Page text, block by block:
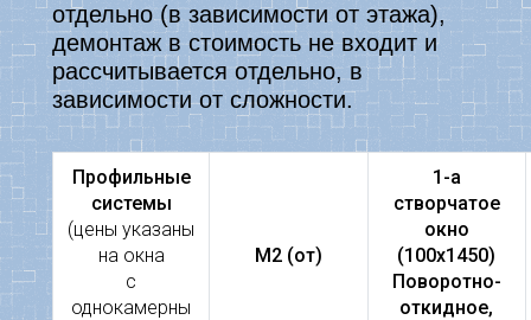
отдельно (в зависимости от этажа),
демонтаж в стоимость не входит и
рассчитывается отдельно, в
зависимости от сложности.
Профильные
системы
(цены указаны
на окна
с
однокамерны
М2 (от)
1-а
створчатое
окно
(100х1450)
Поворотно-
откидное,